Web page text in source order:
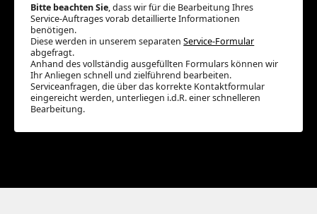
Bitte beachten Sie, dass wir für die Bearbeitung Ihres
Service-Auftrages vorab detaillierte Informationen
benötigen.
Diese werden in unserem separatenService-Formular
abgefragt.
Anhand des vollständig ausgefüllten Formulars können wir
Ihr Anliegen schnell und zielführend bearbeiten.
Serviceanfragen, die über das korrekte Kontaktformular
eingereicht werden, unterliegen i.d.R. einer schnelleren
Bearbeitung.